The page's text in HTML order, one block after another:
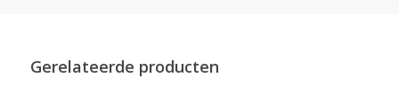
Gerelateerde producten